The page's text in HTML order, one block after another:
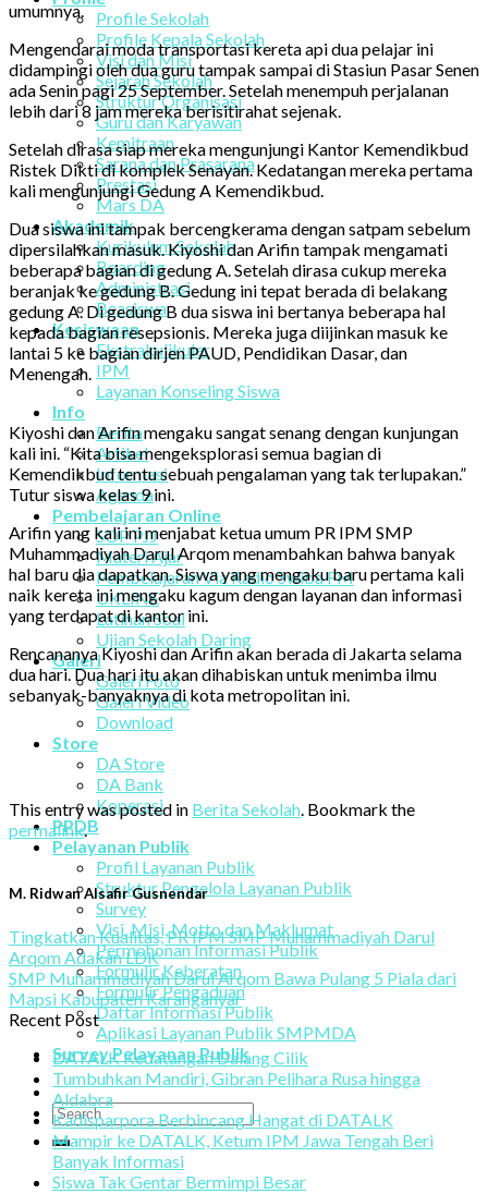
Profile Sekolah
Profile Kepala Sekolah
Visi dan Misi
Sejarah Sekolah
Struktur Organisasi
Guru dan Karyawan
Kemitraan
Sarana dan Prasarana
Prestasi
Mars DA
Akademik
Kurikulum Sekolah
Boarding
Administrasi
Beasiswa
Kesiswaan
Ekstrakulikuler
IPM
Layanan Konseling Siswa
Info
Berita
Artikel
Informasi
Agenda
Pembelajaran Online
SOP PJJ
Materi Ajar
Pembelajaran Via Radio Swiba FM
UKLINE
Latihan Soal
Ujian Sekolah Daring
Galeri
Galeri Foto
Galeri Video
Download
Store
DA Store
DA Bank
Koperasi
PPDB
Pelayanan Publik
Profil Layanan Publik
Struktur Pengelola Layanan Publik
Survey
Visi, Misi, Motto dan Maklumat
Permohonan Informasi Publik
Formulir Keberatan
Formulir Pengaduan
Daftar Informasi Publik
Aplikasi Layanan Publik SMPMDA
Survey Pelayanan Publik
umumnya.
Mengendarai moda transportasi kereta api dua pelajar ini
didampingi oleh dua guru tampak sampai di Stasiun Pasar Senen
ada Senin pagi 25 September. Setelah menempuh perjalanan
lebih dari 8 jam mereka berisitirahat sejenak.
Setelah dirasa siap mereka mengunjungi Kantor Kemendikbud
Ristek Dikti di komplek Senayan. Kedatangan mereka pertama
kali mengunjungi Gedung A Kemendikbud.
Dua siswa ini tampak bercengkerama dengan satpam sebelum
dipersilahkan masuk. Kiyoshi dan Arifin tampak mengamati
beberapa bagian di gedung A. Setelah dirasa cukup mereka
beranjak ke gedung B. Gedung ini tepat berada di belakang
gedung A. Di gedung B dua siswa ini bertanya beberapa hal
kepada bagian resepsionis. Mereka juga diijinkan masuk ke
lantai 5 ke bagian dirjen PAUD, Pendidikan Dasar, dan
Menengah.
Kiyoshi dan Arifin mengaku sangat senang dengan kunjungan
kali ini. “Kita bisa mengeksplorasi semua bagian di
Kemendikbud tentu sebuah pengalaman yang tak terlupakan.”
Tutur siswa kelas 9 ini.
Arifin yang kali ini menjabat ketua umum PR IPM SMP
Muhammadiyah Darul Arqom menambahkan bahwa banyak
hal baru dia dapatkan. Siswa yang mengaku baru pertama kali
naik kereta ini mengaku kagum dengan layanan dan informasi
yang terdapat di kantor ini.
Rencananya Kiyoshi dan Arifin akan berada di Jakarta selama
dua hari. Dua hari itu akan dihabiskan untuk menimba ilmu
sebanyak-banyaknya di kota metropolitan ini.
This entry was posted in Berita Sekolah. Bookmark the
permalink.
M. Ridwan Alsafir Gusnendar
Tingkatkan Kualitas, PR IPM SMP Muhammadiyah Darul
Arqom Adakan LDK
SMP Muhammadiyah Darul Arqom Bawa Pulang 5 Piala dari
Mapsi Kabupaten Karanganyar
Recent Post
DATALK Kedatangan Dalang Cilik
Tumbuhkan Mandiri, Gibran Pelihara Rusa hingga
Aldabra
Kadisparpora Berbincang Hangat di DATALK
Mampir ke DATALK, Ketum IPM Jawa Tengah Beri
Banyak Informasi
Siswa Tak Gentar Bermimpi Besar